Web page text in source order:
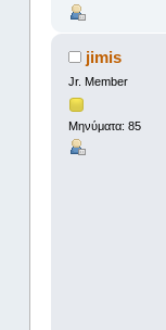
jimis
Jr. Member
Μηνύματα: 85